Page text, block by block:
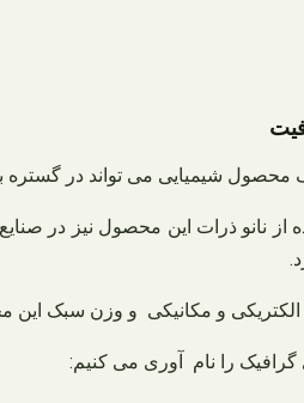
محصول شیمیایی می تواند در گستره
از نانو ذرات این محصول نیز در
و مکانیکی و وزن سبک این
گرافیک را نام آوری می کنیم: